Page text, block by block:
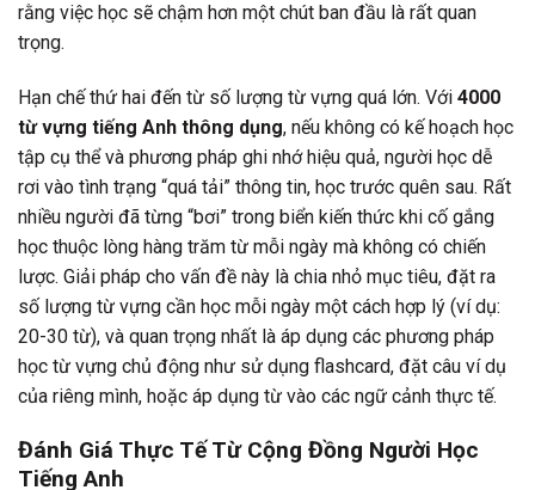
rằng việc học sẽ chậm hơn một chút ban đầu là rất quan
trọng.
Hạn chế thứ hai đến từ số lượng từ vựng quá lớn. Với 4000
từ vựng tiếng Anh thông dụng, nếu không có kế hoạch học
tập cụ thể và phương pháp ghi nhớ hiệu quả, người học dễ
rơi vào tình trạng “quá tải” thông tin, học trước quên sau. Rất
nhiều người đã từng “bơi” trong biển kiến thức khi cố gắng
học thuộc lòng hàng trăm từ mỗi ngày mà không có chiến
lược. Giải pháp cho vấn đề này là chia nhỏ mục tiêu, đặt ra
số lượng từ vựng cần học mỗi ngày một cách hợp lý (ví dụ:
20-30 từ), và quan trọng nhất là áp dụng các phương pháp
học từ vựng chủ động như sử dụng flashcard, đặt câu ví dụ
của riêng mình, hoặc áp dụng từ vào các ngữ cảnh thực tế.
Đánh Giá Thực Tế Từ Cộng Đồng Người Học
Tiếng Anh